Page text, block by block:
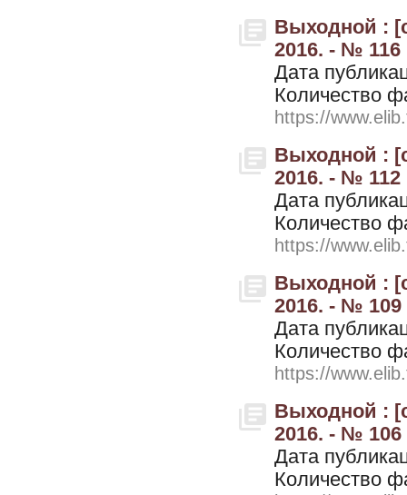
Выходной :
2016. - № 116
Дата
Количество
https://
Выходной :
2016. - № 112
Дата
Количество
https://
Выходной :
2016. - № 109
Дата
Количество
https://
Выходной :
2016. - № 106
Дата
Количество